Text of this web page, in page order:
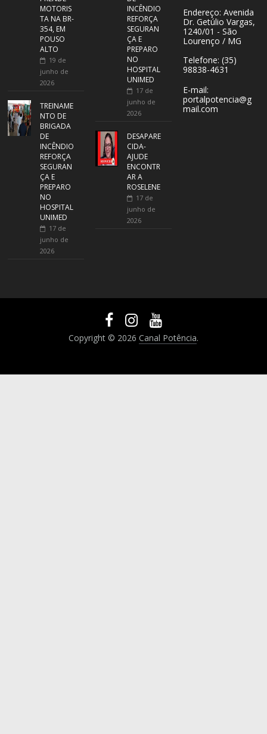
MOTORIS
TA NA BR-
354, EM
POUSO
ALTO
19 de
junho de
2026
TREINAME
NTO DE
BRIGADA
DE
INCÊNDIO
REFORÇA
SEGURAN
ÇA E
PREPARO
NO
HOSPITAL
UNIMED
17 de
junho de
2026
INCÊNDIO
REFORÇA
SEGURAN
ÇA E
PREPARO
NO
HOSPITAL
UNIMED
17 de
junho de
2026
DESAPARE
CIDA-
AJUDE
ENCONTR
AR A
ROSELENE
17 de
junho de
2026
Endereço: Avenida
Dr. Getúlio Vargas,
1240/01 - São
Lourenço / MG
Telefone: (35)
98838-4631
E-mail:
portalpotencia@g
mail.com
Copyright © 2026 Canal Potência.